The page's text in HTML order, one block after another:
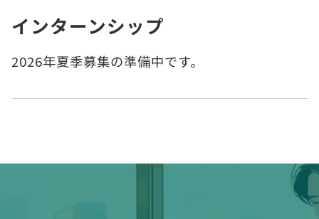
インターンシップ
2026年夏季募集の準備中です。